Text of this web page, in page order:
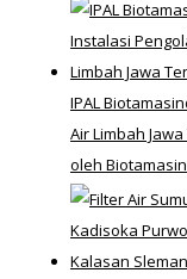
IPAL
Air Limbah
oleh